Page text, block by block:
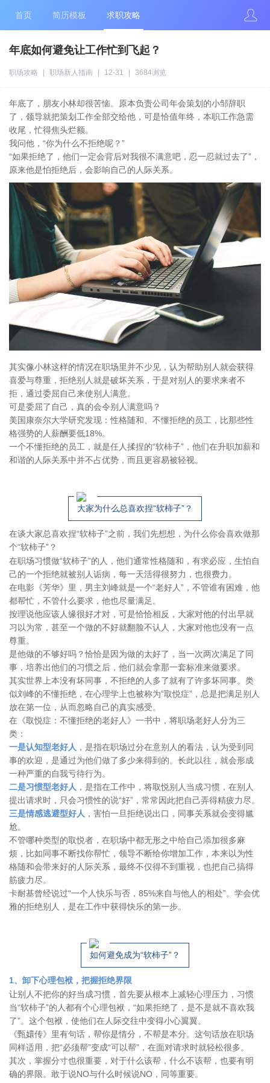
首页 简历模板 求职攻略
年底如何避免让工作忙到飞起？
职场攻略 职场新人指南 12-31 3684浏览
年底了，朋友小林却很苦恼。原本负责公司年会策划的小邹辞职
了，领导就把策划工作全部交给他，可是恰值年终，本职工作急需
收尾，忙得焦头烂额。
我问他，“你为什么不拒绝呢？”
“如果拒绝了，他们一定会背后对我很不满意吧，忍一忍就过去了”，
原来他是怕拒绝后，会影响自己的人际关系。
其实像小林这样的情况在职场里并不少见，认为帮助别人就会获得
喜爱与尊重，拒绝别人就是破坏关系，于是对别人的要求来者不
拒，通过委屈自己来使别人满意。
可是委屈了自己，真的会令别人满意吗？
美国康奈尔大学研究发现：性格随和、不懂拒绝的员工，比那些性
格强势的人薪酬要低18%。
一个不懂拒绝的员工，就是任人揉捏的“软柿子”，他们在升职加薪和
和谐的人际关系中并不占优势，而且更容易被轻视。
大家为什么总喜欢捏“软柿子”？
在谈大家总喜欢捏“软柿子”之前，我们先想想，为什么你会喜欢做那
个“软柿子”？
在职场习惯做“软柿子”的人，他们通常性格随和，有求必应，生怕自
己的一个拒绝就被别人诟病，每一天活得很努力，也很费力。
在电影《芳华》里，男主刘峰就是一个“老好人”，不管谁有困难，他
都帮忙，不管什么要求，他也尽量满足。
按理说他应该人缘很好才对，可是恰恰相反，大家对他的付出早就
习以为常，甚至一个做的不好就翻脸不认人，大家对他也没有一点
尊重。
是他做的不够好吗？恰恰是因为做的太好了，当一次两次满足了同
事，培养出他们的习惯之后，他们就会拿那一套标准来做要求。
其实世界上本没有坏同事，不拒绝的人多了就有了许多坏同事。类
似刘峰的不懂拒绝，在心理学上也被称为“取悦症”，总是把满足别人
放在第一位，从而忽略自己的真实感受。
在《取悦症：不懂拒绝的老好人》一书中，将职场老好人分为三
类：
一是认知型老好人 ，是指在职场过分在意别人的看法，认为受到同
事的欢迎，是通过为他们做了多少来得到的。长此以往，就会形成
一种严重的自我亏待行为。
二是习惯型老好人 ，是指在工作中，将取悦别人当成习惯，在别人
提出请求时，只会习惯性的说“好”，常常因此把自己弄得精疲力尽。
三是情感逃避型好人 ，害怕一旦拒绝说出口，同事关系就会变得尴
尬。
不管哪种类型的取悦者，在职场中都无形之中给自己添加很多麻
烦，比如同事不断找你帮忙，领导不断给你增加工作，本来以为性
格随和会带来好的人际关系，最终不仅得不到重视，也把自己搞得
筋疲力尽。
卡耐基曾经说过“一个人快乐与否，85%来自与他人的相处”。学会优
雅的拒绝别人，是在工作中获得快乐的第一步。
如何避免成为“软柿子”？
1、卸下心理包袱，把握拒绝界限
让别人不把你的好当成习惯，首先要从根本上减轻心理压力，习惯
当“软柿子”的人都有个心理包袱，“如果拒绝了，是不是就不喜欢我
了”。这个包袱，使他们在人际交往中变得小心翼翼。
《甄嬛传》里有句话，帮你是情分，不帮是本分。这句话放在职场
同样适用，把“必须帮”变成“可以帮”，在面对请求时就轻松很多。
其次，掌握分寸也很重要，对于什么该帮，什么不该帮，也要有明
确的界限。敢于说NO与什么时候说NO，同等重要。